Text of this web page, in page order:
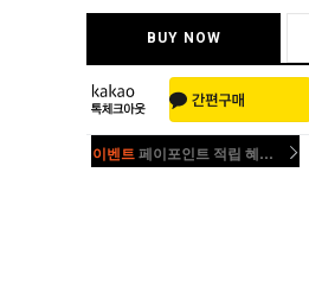
BUY NOW
이벤트 페이포인트 적립 혜택 2배 UP!